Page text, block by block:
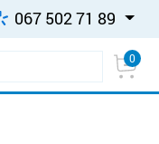
067 502 71 89
0